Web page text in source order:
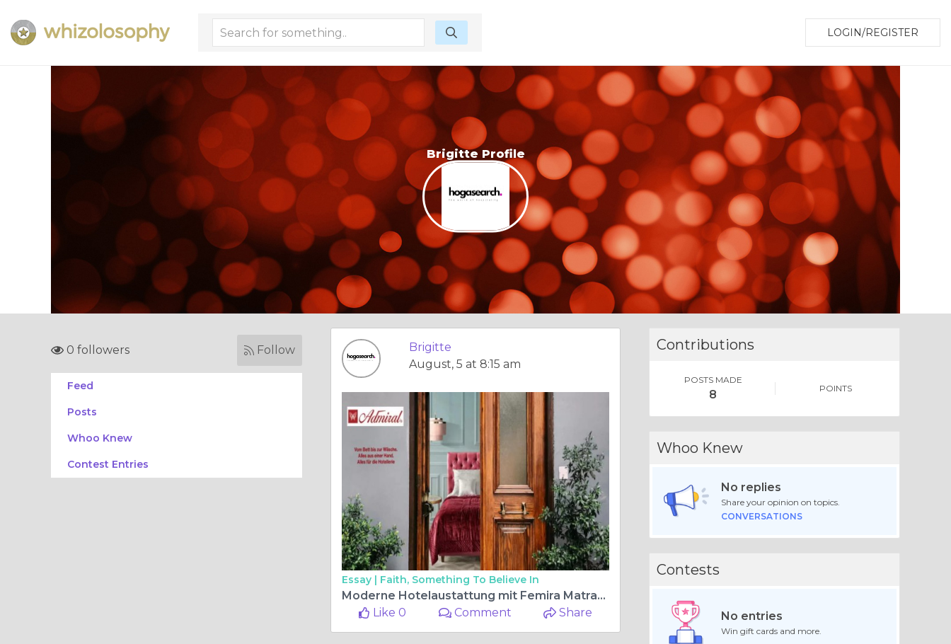
LOGIN/REGISTER
Brigitte Profile
0 followers Follow
Feed
Posts
Whoo Knew
Contest Entries
Brigitte
August, 5 at 8:15 am
Essay | Faith, Something To Believe In
Moderne Hotelaustattung mit Femira Matratzen – Warum ein Hotel Berater den Unterschied macht
Like 0
Comment Share
Contributions
POSTS MADE
8 POINTS
Whoo Knew
No replies
Share your opinion on topics.
CONVERSATIONS
Contests
No entries
Win gift cards and more.